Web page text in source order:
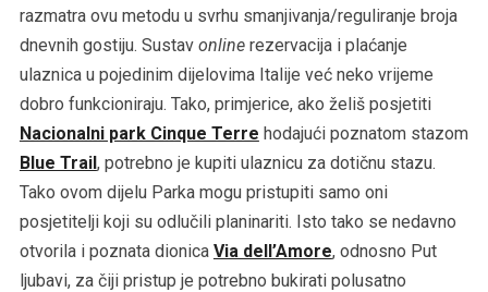
razmatra ovu metodu u svrhu smanjivanja/reguliranje broja
dnevnih gostiju. Sustav onlinerezervacija i plaćanje
ulaznica u pojedinim dijelovima Italije već neko vrijeme
dobro funkcioniraju. Tako, primjerice, ako želiš posjetiti
Nacionalni park Cinque Terre hodajući poznatom stazom
Blue Trail, potrebno je kupiti ulaznicu za dotičnu stazu.
Tako ovom dijelu Parka mogu pristupiti samo oni
posjetitelji koji su odlučili planinariti. Isto tako se nedavno
otvorila i poznata dionica Via dell’Amore, odnosno Put
ljubavi, za čiji pristup je potrebno bukirati polusatno